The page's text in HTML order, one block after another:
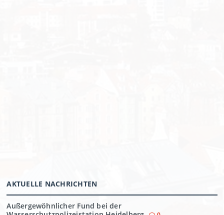
AKTUELLE NACHRICHTEN
Außergewöhnlicher Fund bei der